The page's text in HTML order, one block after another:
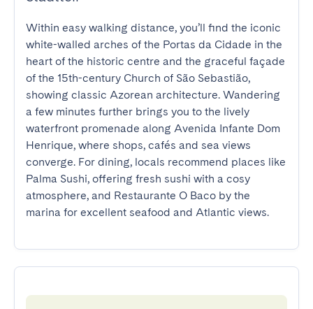
Within easy walking distance, you’ll find the iconic
white-walled arches of the Portas da Cidade in the
heart of the historic centre and the graceful façade
of the 15th-century Church of São Sebastião,
showing classic Azorean architecture. Wandering
a few minutes further brings you to the lively
waterfront promenade along Avenida Infante Dom
Henrique, where shops, cafés and sea views
converge. For dining, locals recommend places like
Palma Sushi, offering fresh sushi with a cosy
atmosphere, and Restaurante O Baco by the
marina for excellent seafood and Atlantic views.